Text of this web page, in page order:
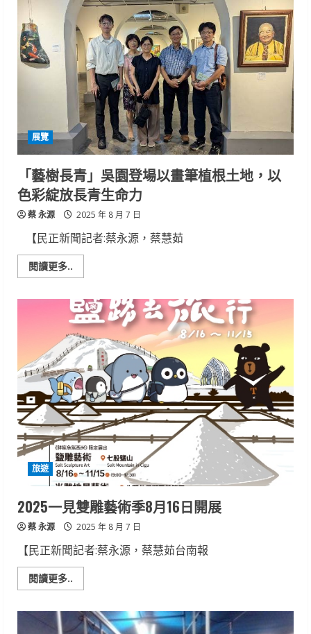
月
活
動
精
彩
登
場！
集
章
換
滄
龍
熱
烈
兌
換
中
展覽
「藝樹長青」吳園登場以畫筆植根土地，以
色彩綻放長青生命力
蔡 永源 2025 年 8 月 7 日
【民正新聞記者:蔡永源，蔡慧茹
閱讀更多..
more
樹
長
青」
吳
園
登
場
以
畫
筆
植
根
土
地，
以
色
彩
綻
放
長
青
生
命
力
旅遊
2025一見雙雕藝術季8月16日開展
蔡 永源 2025 年 8 月 7 日
【民正新聞記者:蔡永源，蔡慧茹台南報
閱讀更多..
more
一
見